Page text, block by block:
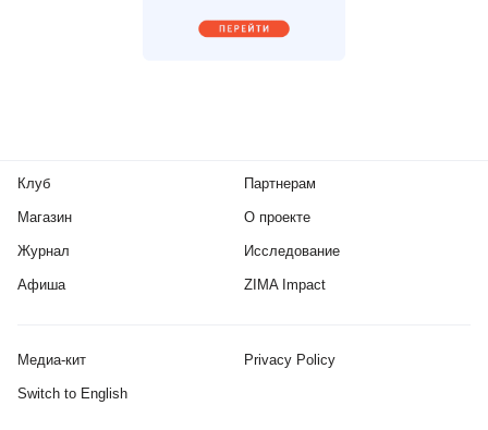
Клуб
Магазин
Журнал
Афиша
Партнерам
О проекте
Исследование
ZIMA Impact
Медиа-кит Privacy Policy
Switch to English